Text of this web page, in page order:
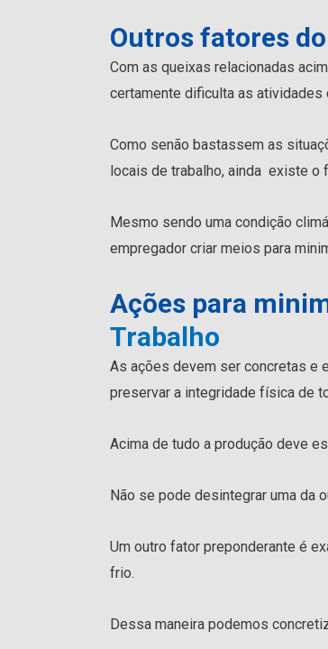
Outros fatores
Com as queixas relacionadas
certamente dificulta as atividades
Como senão bastassem as
locais de trabalho, ainda existe o
Mesmo sendo uma condição
empregador criar meios para
Ações para
Trabalho
As ações devem ser concretas e
preservar a integridade física de
Acima de tudo a produção deve
Não se pode desintegrar uma da
Um outro fator preponderante é
frio.
Dessa maneira podemos